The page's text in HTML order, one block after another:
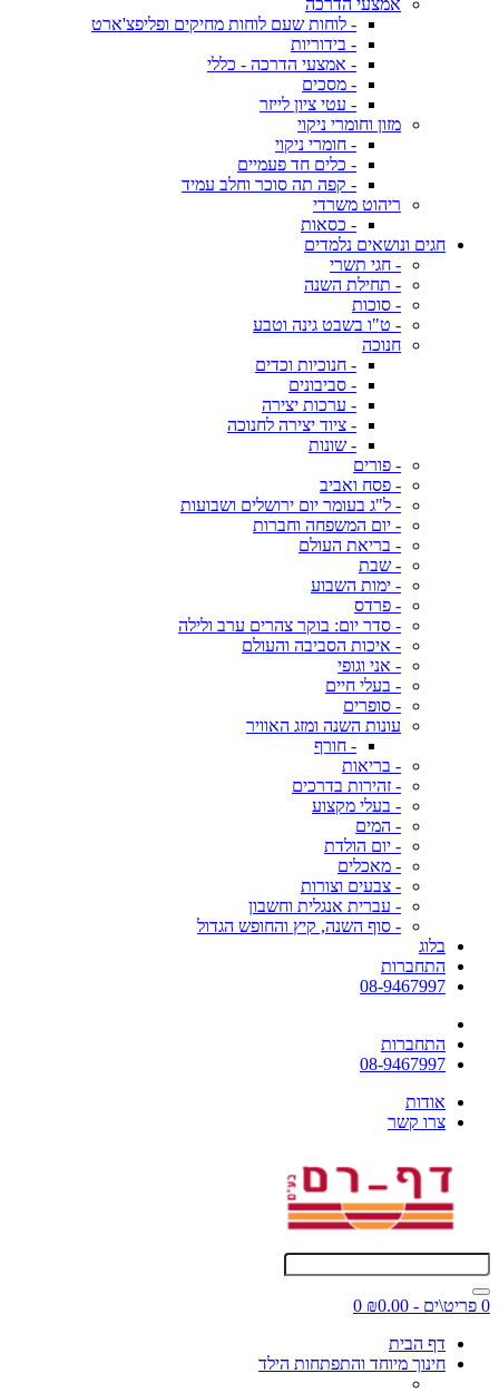
אמצעי הדרכה
- לוחות שעם לוחות מחיקים ופליפצ'ארט
- בידוריות
- אמצעי הדרכה - כללי
- מסכים
- עטי ציון לייזר
מזון וחומרי ניקוי
- חומרי ניקוי
- כלים חד פעמיים
- קפה תה סוכר וחלב עמיד
ריהוט משרדי
- כסאות
חגים ונושאים נלמדים
- חגי תשרי
- תחילת השנה
- סוכות
- ט"ו בשבט גינה וטבע
חנוכה
- חנוכיות וכדים
- סביבונים
- ערכות יצירה
- ציוד יצירה לחנוכה
- שונות
- פורים
- פסח ואביב
- ל"ג בעומר יום ירושלים ושבועות
- יום המשפחה וחברות
- בריאת העולם
- שבת
- ימות השבוע
- פרדס
- סדר יום: בוקר צהרים ערב ולילה
- איכות הסביבה והעולם
- אני וגופי
- בעלי חיים
- סופרים
עונות השנה ומזג האוויר
- חורף
- בריאות
- זהירות בדרכים
- בעלי מקצוע
- המים
- יום הולדת
- מאכלים
- צבעים וצורות
- עברית אנגלית וחשבון
- סוף השנה, קיץ והחופש הגדול
בלוג
התחברות
08-9467997
התחברות
08-9467997
אודות
צרו קשר
0 פריט\ים - ₪0.00
0
דף הבית
חינוך מיוחד והתפתחות הילד